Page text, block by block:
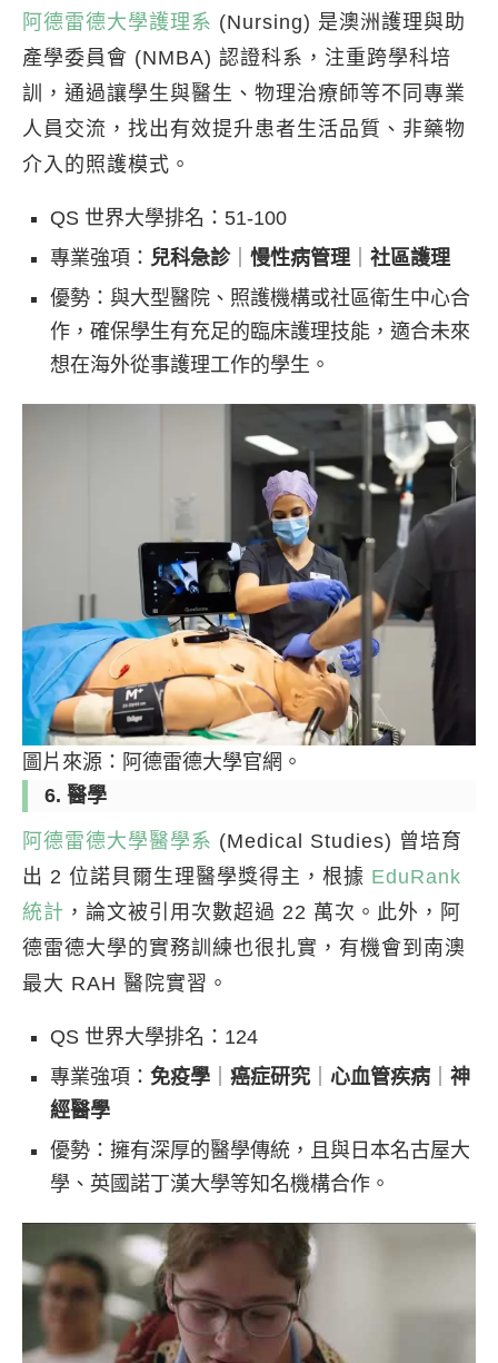
阿德雷德大學護理系 (Nursing) 是澳洲護理與助
產學委員會 (NMBA) 認證科系，注重跨學科培
訓，通過讓學生與醫生、物理治療師等不同專業
人員交流，找出有效提升患者生活品質、非藥物
介入的照護模式。
QS 世界大學排名：51-100
專業強項： 兒科急診｜ 慢性病管理｜ 社區護理
優勢：與大型醫院、照護機構或社區衛生中心合
作，確保學生有充足的臨床護理技能，適合未來
想在海外從事護理工作的學生。
圖片來源：阿德雷德大學官網。
6. 醫學
阿德雷德大學醫學系 (Medical Studies) 曾培育
出 2 位諾貝爾生理醫學獎得主，根據 EduRank
統計 ，論文被引用次數超過 22 萬次。此外，阿
德雷德大學的實務訓練也很扎實，有機會到南澳
最大 RAH 醫院實習。
QS 世界大學排名：124
專業強項： 免疫學 癌症研究 心血管疾病
神
經醫學
優勢：擁有深厚的醫學傳統，且與日本名古屋大
學、英國諾丁漢大學等知名機構合作。